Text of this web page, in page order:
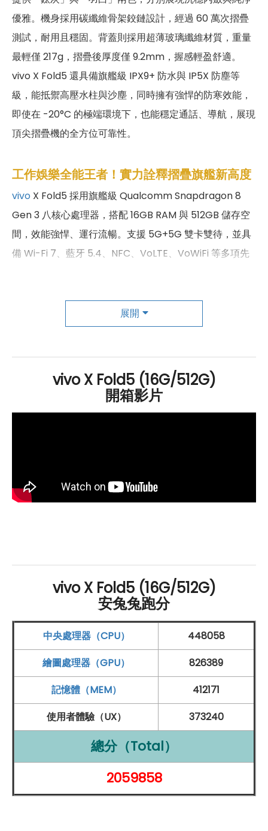
優雅。機身採用碳纖維骨架鉸鏈設計，經過 60 萬次摺疊
測試，耐用且穩固。背蓋則採用超薄玻璃纖維材質，重量
最輕僅 217g，摺疊後厚度僅 9.2mm，握感輕盈舒適。
vivo X Fold5 還具備旗艦級 IPX9+ 防水與 IP5X 防塵等
級，能抵禦高壓水柱與沙塵，同時擁有強悍的防寒效能，
即使在 -20°C 的極端環境下，也能穩定通話、導航，展現
頂尖摺疊機的全方位可靠性。
工作娛樂全能王者！實力詮釋摺疊旗艦新高度
vivo X Fold5 採用旗艦級 Qualcomm Snapdragon 8
Gen 3 八核心處理器，搭配 16GB RAM 與 512GB 儲存空
間，效能強悍、運行流暢。支援 5G+5G 雙卡雙待，並具
備 Wi-Fi 7、藍牙 5.4、NFC、VoLTE、VoWiFi 等多項先
電池技術，即使處於 -20°C 的極端環境下仍能穩定供電，
同時支援 80W 有線快充與 40W 無線快充，續航與效率
5 個 APP，提升多工效率不打折。更結合多項實用 AI 功
能，如「AI 字幕」、「AI 文本掃描」、「AI 錄音速
記」，大幅簡化翻譯、筆記與語音紀錄流程，提升工作效
蔡司鏡頭 × 多角度懸停，拍照取景更自由
自拍或他拍都更加便利。全機共配備 5 顆鏡頭，背面採用
三鏡頭配置，包含 5,000 萬畫素蔡司主鏡頭、超廣角鏡頭
與超長焦鏡頭，搭配蔡司 T* 鍍膜技術，可有效減少炫光
與鬼影，即使在逆光或複雜光源下也能拍出清晰細緻的影
像。特別的是，vivo X Fold5 支援全焦段人像攝影，涵蓋
23mm、35mm、50mm、85mm、100mm 五個黃金
焦段，呈現更具立體感與空間層次的人像照片，讓每一張
人像照都充滿氛圍與質感。更進一步新增「經典負片」色
彩風格，以及支援 Live Photo 影像直出，滿足攝影愛好者
多元創作需求。此外，機身內外皆配備 2,000 萬畫素蔡司
前鏡頭，無論是摺疊還是展開狀態，都能輕鬆進行高品質
自拍或視訊通話，全面提升影像體驗。
展開
vivo X Fold5 (16G/512G)
開箱影片
vivo X Fold5 (16G/512G)
安兔兔跑分
中央處理器（CPU）
448058
繪圖處理器（GPU）
826389
記憶體（MEM）
412171
使用者體驗（UX）
373240
總分（Total）
2059858